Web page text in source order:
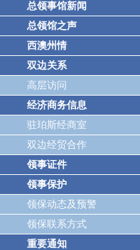
总领事馆新闻
总领馆之声
西澳州情
双边关系
高层访问
经济商务信息
驻珀斯经商室
双边经贸合作
领事证件
领事保护
领保动态及预警
领保联系方式
重要通知